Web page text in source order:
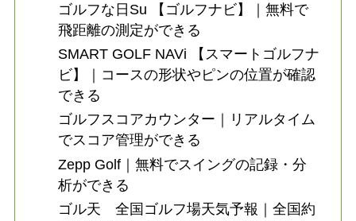
ゴルフな日Su 【ゴルフナビ】｜無料で
飛距離の測定ができる
SMART GOLF NAVi 【スマートゴルフナ
ビ】｜コースの形状やピンの位置が確認
できる
ゴルフスコアカウンター｜リアルタイム
でスコア管理ができる
Zepp Golf｜無料でスイングの記録・分
析ができる
ゴル天 全国ゴルフ場天気予報｜全国約